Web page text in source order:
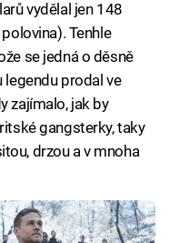
vydělal jen 148
Tenhle
se jedná o děsně
legendu prodal ve
zajímalo, jak by
gangsterky, taky
drzou a v mnoha